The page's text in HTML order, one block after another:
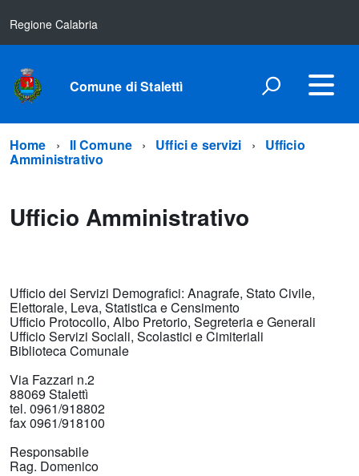
Regione Calabria
Comune di Stalettì
Home Il Comune Uffici e servizi Ufficio
Amministrativo
Ufficio Amministrativo
Ufficio dei Servizi Demografici: Anagrafe, Stato Civile,
Elettorale, Leva, Statistica e Censimento
Ufficio Protocollo, Albo Pretorio, Segreteria e Generali
Ufficio Servizi Sociali, Scolastici e Cimiteriali
Biblioteca Comunale
Via Fazzari n.2
88069 Stalettì
tel. 0961/918802
fax 0961/918100
Responsabile
Rag. Domenico